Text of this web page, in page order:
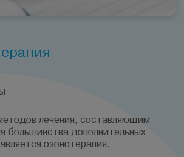
лечения, составляющим
большинства дополнительных
озонотерапия.